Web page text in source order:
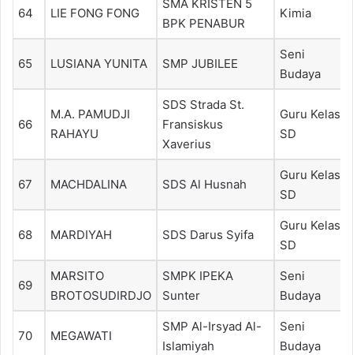
64 LIE FONG FONG
SMA KRISTEN 5
BPK PENABUR
Kimia
65 LUSIANA YUNITA SMP JUBILEE
Seni
Budaya
66
M.A. PAMUDJI
RAHAYU
SDS Strada St.
Fransiskus
Xaverius
Guru Kelas
SD
67 MACHDALINA SDS Al Husnah
Guru Kelas
SD
68 MARDIYAH SDS Darus Syifa
Guru Kelas
SD
69
MARSITO
BROTOSUDIRDJO
SMPK IPEKA
Sunter
Seni
Budaya
70 MEGAWATI
SMP Al-Irsyad Al-
Islamiyah
Seni
Budaya